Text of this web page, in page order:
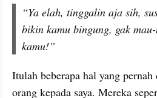
“Ya elah, tinggalin aja sih,
bikin kamu bingung, gak
kamu!”
Itulah beberapa hal yang
orang kepada saya. Mereka